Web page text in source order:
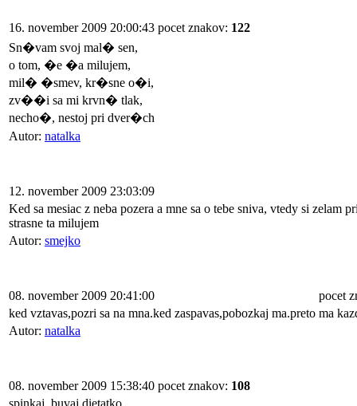
16. november 2009 20:00:43 pocet znakov: 122
Sn�vam svoj mal� sen,
o tom, �e �a milujem,
mil� �smev, kr�sne o�i,
zv��i sa mi krvn� tlak,
necho�, nestoj pri dver�ch
Autor: natalka
12. november 2009 23:03:09
Ked sa mesiac z neba pozera a mne sa o tebe sniva, vtedy si
strasne ta milujem
Autor: smejko
08. november 2009 20:41:00
pocet
ked vztavas,pozri sa na mna.ked zaspavas,pobozkaj ma.preto ma
Autor: natalka
08. november 2009 15:38:40 pocet znakov: 108
spinkaj ,buvaj dietatko